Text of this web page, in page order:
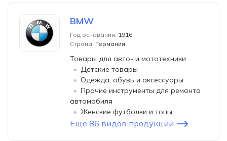
BMW
Год основания: 1916
Страна: Германия
Товары для авто- и мототехники
Детские товары
Одежда, обувь и аксессуары
Прочие инструменты для ремонта
автомобиля
Женские футболки и топы
Еще 86 видов продукции